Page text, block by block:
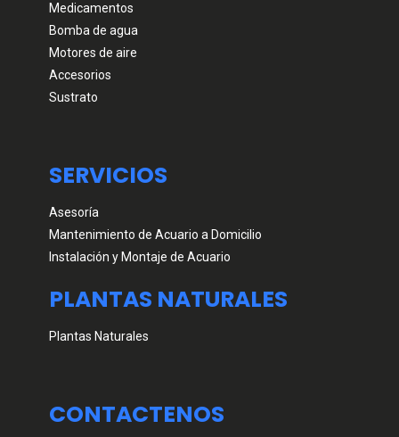
Medicamentos
Bomba de agua
Motores de aire
Accesorios
Sustrato
SERVICIOS
Asesoría
Mantenimiento de Acuario a Domicilio
Instalación y Montaje de Acuario
PLANTAS NATURALES
Plantas Naturales
CONTACTENOS